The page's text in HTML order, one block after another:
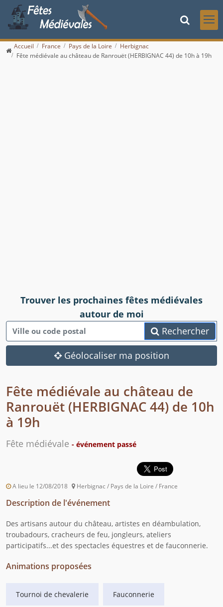
Accueil France Pays de la Loire
Herbignac
Fête médiévale au château de Ranrouët (HERBIGNAC 44) de 10h à 19h
Trouver les prochaines fêtes médiévales
autour de moi
Rechercher
Géolocaliser ma position
Fête médiévale au château de
Ranrouët (HERBIGNAC 44) de 10h
à 19h
Fête médiévale - événement passé
A lieu le 12/08/2018 Herbignac / Pays de la Loire / France
Description de l'événement
Des artisans autour du château, artistes en déambulation,
troubadours, cracheurs de feu, jongleurs, ateliers
participatifs...et des spectacles équestres et de fauconnerie.
Animations proposées
Tournoi de chevalerie Fauconnerie